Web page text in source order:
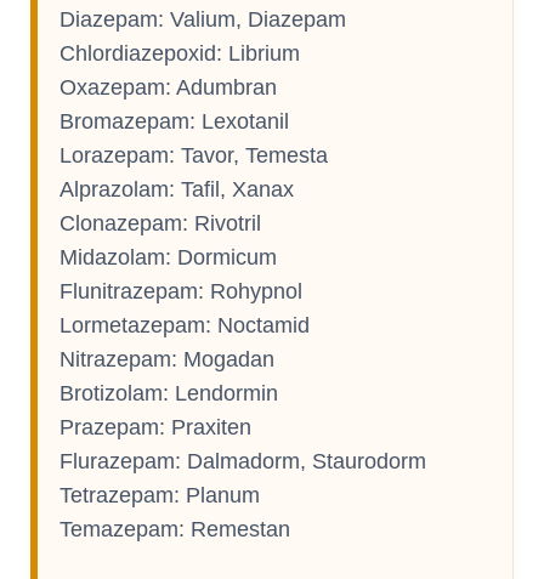
Diazepam: Valium, Diazepam
Chlordiazepoxid: Librium
Oxazepam: Adumbran
Bromazepam: Lexotanil
Lorazepam: Tavor, Temesta
Alprazolam: Tafil, Xanax
Clonazepam: Rivotril
Midazolam: Dormicum
Flunitrazepam: Rohypnol
Lormetazepam: Noctamid
Nitrazepam: Mogadan
Brotizolam: Lendormin
Prazepam: Praxiten
Flurazepam: Dalmadorm, Staurodorm
Tetrazepam: Planum
Temazepam: Remestan